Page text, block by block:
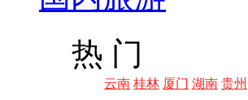
热 门
云南 桂林 厦门 湖南 贵州